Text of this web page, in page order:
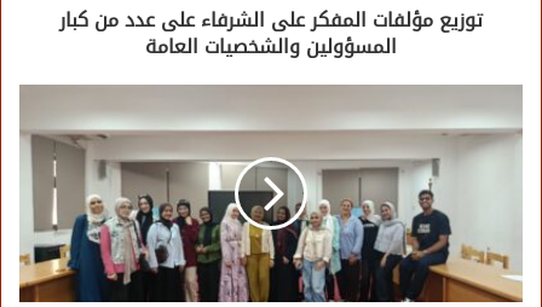
توزيع مؤلفات المفكر على الشرفاء على عدد من كبار
المسؤولين والشخصيات العامة